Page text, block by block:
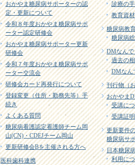
おかやま糖尿病サポーターの認
定・更新について
令和８年度おかやま糖尿病サポ
ーター認定研修会
おかやま糖尿病サポーター更新
研修会
令和７年度おかやま糖尿病サポ
ーター交流会
研修会カード再発行について
登録変更（住所・勤務先等）手
続き
よくある質問
糖尿病看護認定看護師チーム岡
山(CN)・CDEJチーム岡山
更新研修会Bを主催される方へ
医科歯科連携
診療の
教育資材
糖尿病教
糖尿病
DMなん
過去の
DMなん
刊行物（
おかやま
受講に
受講証
更新要件
糖尿病サ
日本糖尿
利用に